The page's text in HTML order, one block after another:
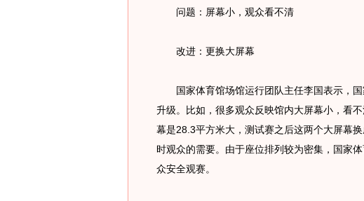
问题：屏幕小，观众看不清
改进：更换大屏幕
国家体育馆场馆运行团队主任李国表示，国
升级。比如，很多观众反映馆内大屏幕小，看
幕是28.3平方米大，测试赛之后这两个大屏幕
时观众的需要。由于座位排列较为密集，国家
众安全观赛。